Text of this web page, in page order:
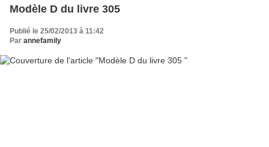
Modèle D du livre 305
Publié le 25/02/2013 à 11:42
Par annefamily